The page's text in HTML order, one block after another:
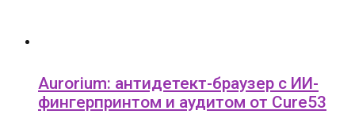
Aurorium: антидетект-браузер с ИИ-
фингерпринтом и аудитом от Cure53